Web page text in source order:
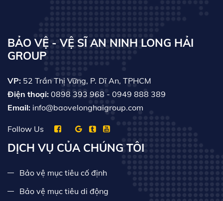
BẢO VỆ - VỆ SĨ AN NINH LONG HẢI
GROUP
VP: 52 Trần Thị Vững, P. Dĩ An, TPHCM
Điện thoại: 0898 393 968 - 0949 888 389
Email: info@baovelonghaigroup.com
Follow Us
DỊCH VỤ CỦA CHÚNG TÔI
Bảo vệ mục tiêu cố định
Bảo vệ mục tiêu di động